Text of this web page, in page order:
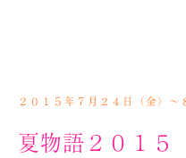
２０１５年７月２４日（金）～
夏物語２０１５